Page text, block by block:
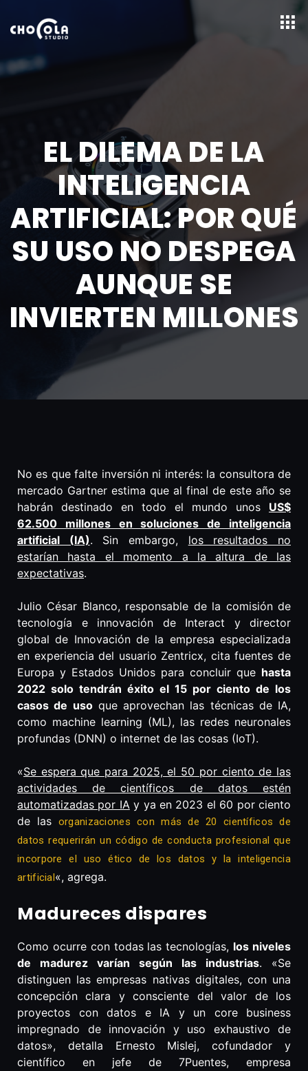
EL DILEMA DE LA
INTELIGENCIA
ARTIFICIAL: POR QUÉ
SU USO NO DESPEGA
AUNQUE SE
INVIERTEN MILLONES
No es que falte inversión ni interés: la consultora de
mercado Gartner estima que al final de este año se
habrán destinado en todo el mundo unos US$
62.500 millones en soluciones de inteligencia
artificial (IA). Sin embargo, los resultados no
estarían hasta el momento a la altura de las
expectativas.
Julio César Blanco, responsable de la comisión de
tecnología e innovación de Interact y director
global de Innovación de la empresa especializada
en experiencia del usuario Zentricx, cita fuentes de
Europa y Estados Unidos para concluir que hasta
2022 solo tendrán éxito el 15 por ciento de los
casos de usoque aprovechan las técnicas de IA,
como machine learning (ML), las redes neuronales
profundas (DNN) o internet de las cosas (IoT).
«Se espera que para 2025, el 50 por ciento de las
actividades de científicos de datos estén
automatizadas por IA y ya en 2023 el 60 por ciento
de las organizaciones con más de 20 científicos de
datos requerirán un código de conducta profesional que
incorpore el uso ético de los datos y la inteligencia
artificial«, agrega.
Madureces dispares
Como ocurre con todas las tecnologías, los niveles
de madurez varían según las industrias. «Se
distinguen las empresas nativas digitales, con una
concepción clara y consciente del valor de los
proyectos con datos e IA y un core business
impregnado de innovación y uso exhaustivo de
datos», detalla Ernesto Mislej, cofundador y
científico en jefe de 7Puentes, empresa